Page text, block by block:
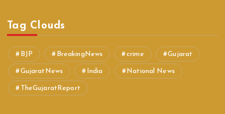
Tag Clouds
BJP BreakingNews crime Gujarat
GujaratNews India National News
TheGujaratReport